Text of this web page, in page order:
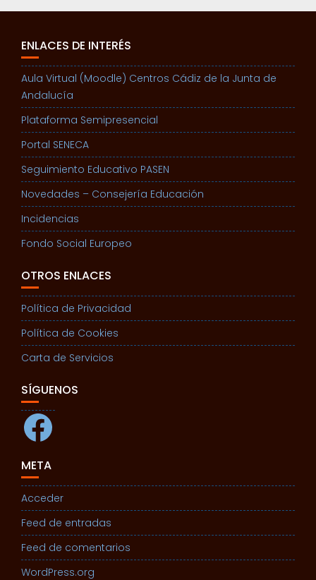
ENLACES DE INTERÉS
Aula Virtual (Moodle) Centros Cádiz de la Junta de
Andalucía
Plataforma Semipresencial
Portal SENECA
Seguimiento Educativo PASEN
Novedades – Consejería Educación
Incidencias
Fondo Social Europeo
OTROS ENLACES
Política de Privacidad
Política de Cookies
Carta de Servicios
SÍGUENOS
Facebook
META
Acceder
Feed de entradas
Feed de comentarios
WordPress.org